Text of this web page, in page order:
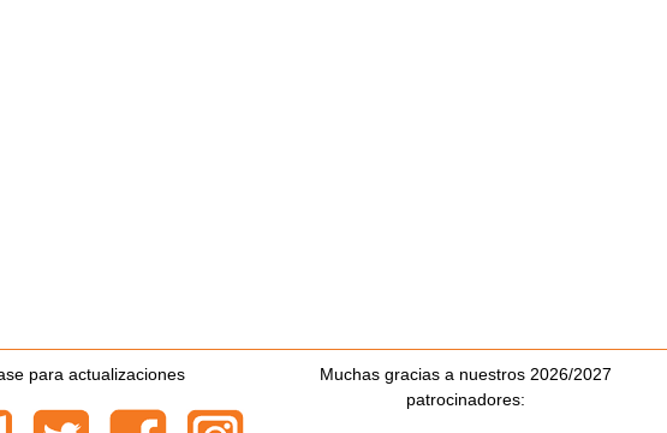
para actualizaciones
Muchas gracias a nuestros 2026/2027
patrocinadores: